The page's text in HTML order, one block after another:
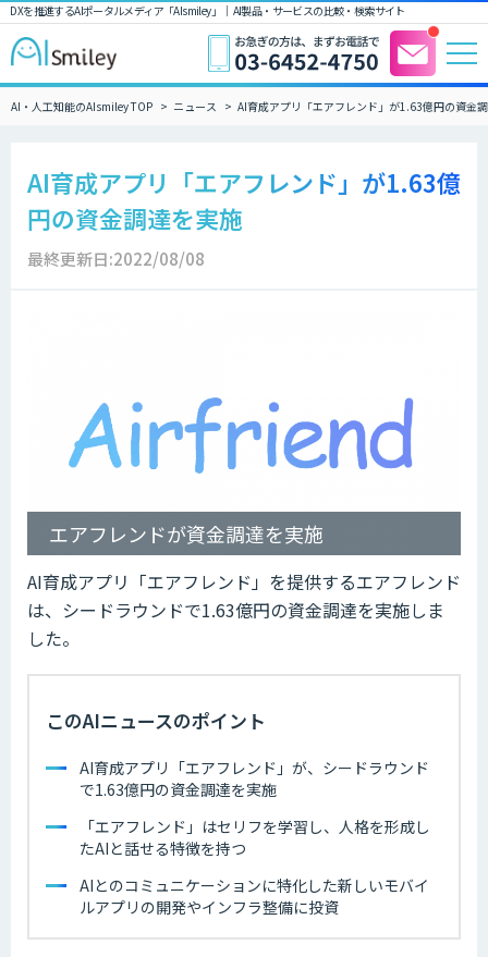
DXを推進するAIポータルメディア「AIsmiley」｜ AI製品・サービスの比較・検索サイト
AI・人工知能のAIsmiley TOP ニュース AI育成アプリ「エアフレンド」が1.63億円の資金
AI育成アプリ「エアフレンド」が1.63億
円の資金調達を実施
最終更新日:2022/08/08
エアフレンドが資金調達を実施
AI育成アプリ「エアフレンド」を提供するエアフレンド
は、シードラウンドで1.63億円の資金調達を実施しま
した。
このAIニュースのポイント
AI育成アプリ「エアフレンド」が、シードラウンド
で1.63億円の資金調達を実施
「エアフレンド」はセリフを学習し、人格を形成し
たAIと話せる特徴を持つ
AIとのコミュニケーションに特化した新しいモバイ
ルアプリの開発やインフラ整備に投資